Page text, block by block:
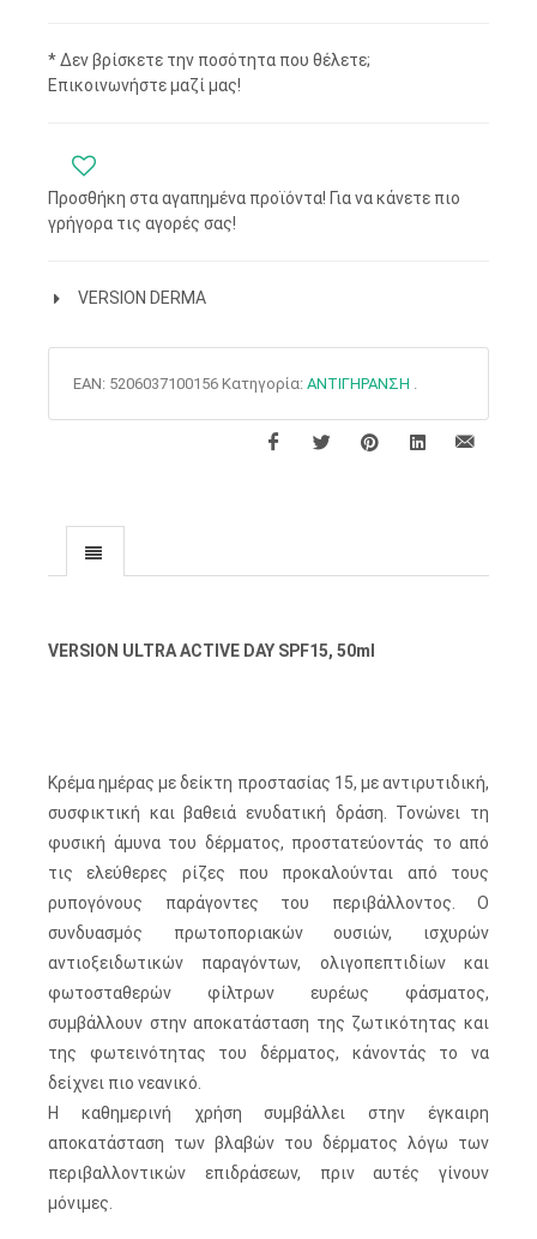
* Δεν βρίσκετε την ποσότητα που θέλετε;
Επικοινωνήστε μαζί μας!
Προσθήκη στα αγαπημένα προϊόντα! Για να κάνετε πιο
γρήγορα τις αγορές σας!
VERSION DERMA
EAN: 5206037100156 Κατηγορία: ΑΝΤΙΓΗΡΑΝΣΗ .
VERSION ULTRA ACTIVE DAY SPF15, 50ml
Κρέμα ημέρας με δείκτη προστασίας 15, με αντιρυτιδική,
συσφικτική και βαθειά ενυδατική δράση. Τονώνει τη
φυσική άμυνα του δέρματος, προστατεύοντάς το από
τις ελεύθερες ρίζες που προκαλούνται από τους
ρυπογόνους παράγοντες του περιβάλλοντος. Ο
συνδυασμός πρωτοποριακών ουσιών, ισχυρών
αντιοξειδωτικών παραγόντων, ολιγοπεπτιδίων και
φωτοσταθερών φίλτρων ευρέως φάσματος,
συμβάλλουν στην αποκατάσταση της ζωτικότητας και
της φωτεινότητας του δέρματος, κάνοντάς το να
δείχνει πιο νεανικό.
Η καθημερινή χρήση συμβάλλει στην έγκαιρη
αποκατάσταση των βλαβών του δέρματος λόγω των
περιβαλλοντικών επιδράσεων, πριν αυτές γίνουν
μόνιμες.